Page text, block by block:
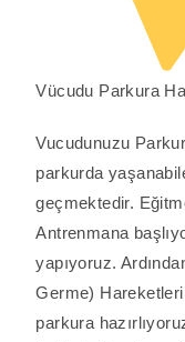
Vücudu Parkura
Vucudunuzu
parkurda
geçmektedir.
Antrenmana
yapıyoruz.
Germe)
parkura